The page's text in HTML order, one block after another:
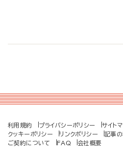
利用規約 プライバシーポリシー サイト
クッキーポリシー
リンクポリシー 記事
ご契約について
FAQ 会社概要